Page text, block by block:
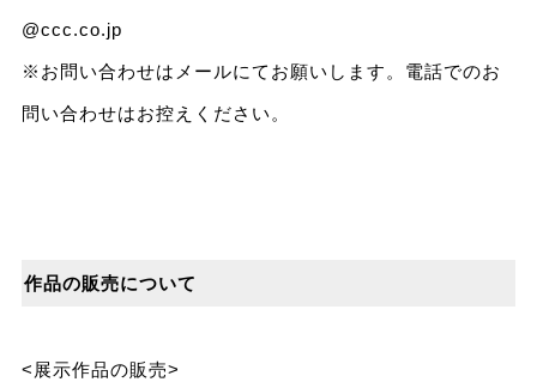
@ccc.co.jp
※お問い合わせはメールにてお願いします。電話でのお
問い合わせはお控えください。
作品の販売について
<展⽰作品の販売>